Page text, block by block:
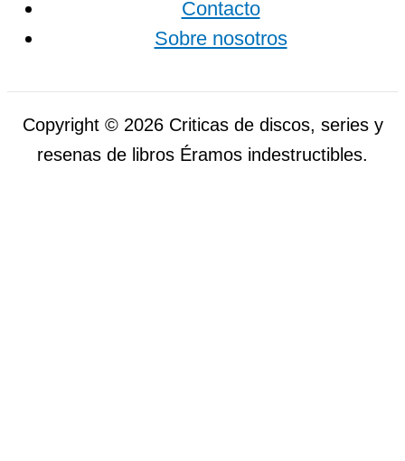
Contacto
Sobre nosotros
Copyright © 2026 Criticas de discos, series y
resenas de libros Éramos indestructibles.